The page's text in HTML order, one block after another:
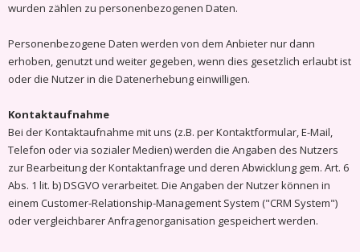
wurden zählen zu personenbezogenen Daten.
Personenbezogene Daten werden von dem Anbieter nur dann
erhoben, genutzt und weiter gegeben, wenn dies gesetzlich erlaubt ist
oder die Nutzer in die Datenerhebung einwilligen.
Kontaktaufnahme
Bei der Kontaktaufnahme mit uns (z.B. per Kontaktformular, E-Mail,
Telefon oder via sozialer Medien) werden die Angaben des Nutzers
zur Bearbeitung der Kontaktanfrage und deren Abwicklung gem. Art. 6
Abs. 1 lit. b) DSGVO verarbeitet. Die Angaben der Nutzer können in
einem Customer-Relationship-Management System ("CRM System")
oder vergleichbarer Anfragenorganisation gespeichert werden.